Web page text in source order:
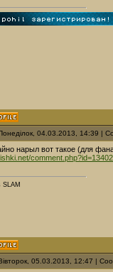
04.03.2013, 14:39 |
нарыл вот такое (для
SLAM
05.03.2013, 12:47 |